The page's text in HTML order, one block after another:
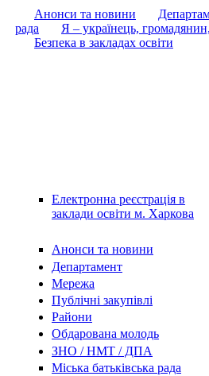
Анонси та новини
рада
Я – українець,
Безпека в закладах освіти
Електронна реєстрація в
заклади освіти м. Харкова
Анонси та новини
Департамент
Мережа
Публічні закупівлі
Райони
Обдарована молодь
ЗНО / НМТ / ДПА
Міська батьківська рада